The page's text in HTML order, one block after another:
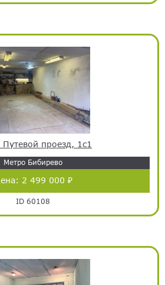
Путевой проезд, 1с1
Метро Бибирево
2 499 000 ₽
ID 60108